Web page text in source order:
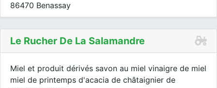
86470 Benassay
Le Rucher De La Salamandre
Miel et produit dérivés savon au miel vinaigre de miel
miel de printemps d'acacia de châtaignier de